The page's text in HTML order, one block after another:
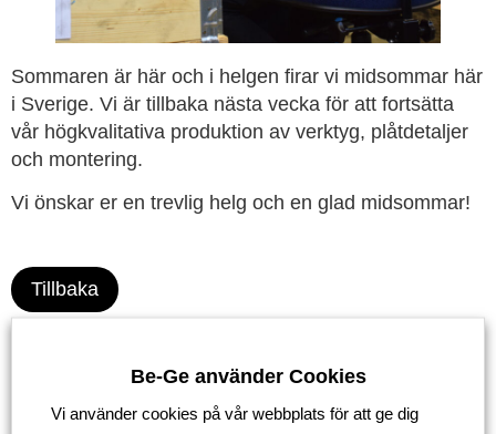
Sommaren är här och i helgen firar vi midsommar här
i Sverige. Vi är tillbaka nästa vecka för att fortsätta
vår högkvalitativa produktion av verktyg, plåtdetaljer
och montering.
Vi önskar er en trevlig helg och en glad midsommar!
Tillbaka
Be-Ge använder Cookies
Vi använder cookies på vår webbplats för att ge dig